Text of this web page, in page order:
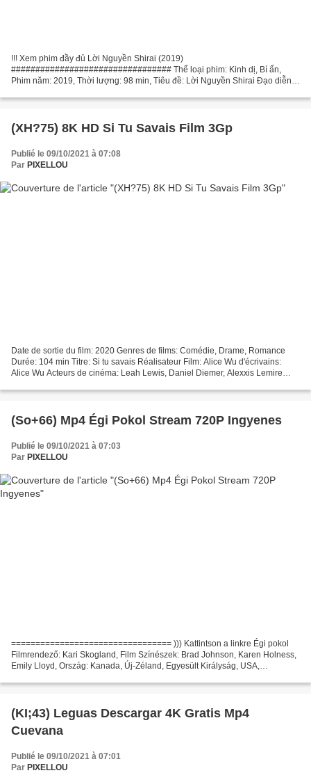
!!! Xem phim đầy đủ Lời Nguyền Shirai (2019)
################################# Thể loại phim: Kinh dị, Bí ẩn,
Phim năm: 2019, Thời lượng: 98 min, Tiêu đề: Lời Nguyền Shirai Đạo diễn:
(XH?75) 8K HD Si Tu Savais Film 3Gp
Publié le 09/10/2021 à 07:08
Par PIXELLOU
Date de sortie du film: 2020 Genres de films: Comédie, Drame, Romance
Durée: 104 min Titre: Si tu savais Réalisateur Film: Alice Wu d'écrivains:
Alice Wu Acteurs de cinéma: Leah Lewis, Daniel Diemer, Alexxis Lemire
(So+66) Mp4 Égi Pokol Stream 720P Ingyenes
Publié le 09/10/2021 à 07:03
Par PIXELLOU
================================= ))) Kattintson a linkre Égi pokol
Filmrendező: Kari Skogland, Film Színészek: Brad Johnson, Karen Holness,
Emily Lloyd, Ország: Kanada, Új-Zéland, Egyesült Királyság, USA,
(KI;43) Leguas Descargar 4K Gratis Mp4
Cuevana
Publié le 09/10/2021 à 07:01
Par PIXELLOU